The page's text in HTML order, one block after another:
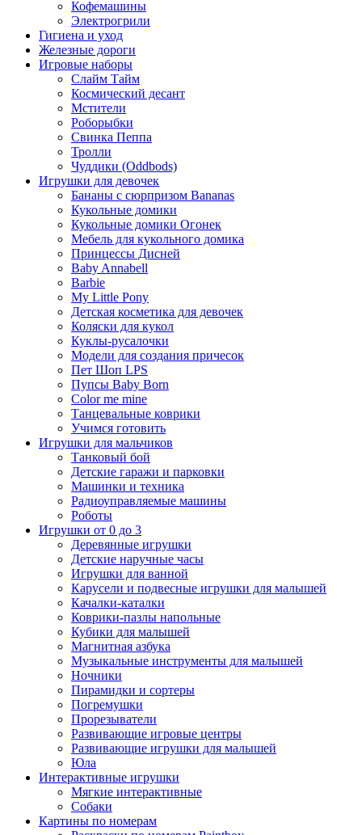
Кофемашины
Электрогрили
Гигиена и уход
Железные дороги
Игровые наборы
Слайм Тайм
Космический десант
Мстители
Роборыбки
Свинка Пеппа
Тролли
Чуддики (Oddbods)
Игрушки для девочек
Бананы с сюрпризом Bananas
Кукольные домики
Кукольные домики Огонек
Мебель для кукольного домика
Принцессы Дисней
Baby Annabell
Barbie
My Little Pony
Детская косметика для девочек
Коляски для кукол
Куклы-русалочки
Модели для создания причесок
Пет Шоп LPS
Пупсы Baby Born
Сolor me mine
Танцевальные коврики
Учимся готовить
Игрушки для мальчиков
Танковый бой
Детские гаражи и парковки
Машинки и техника
Радиоуправляемые машины
Роботы
Игрушки от 0 до 3
Деревянные игрушки
Детские наручные часы
Игрушки для ванной
Карусели и подвесные игрушки для малышей
Качалки-каталки
Коврики-пазлы напольные
Кубики для малышей
Магнитная азбука
Музыкальные инструменты для малышей
Ночники
Пирамидки и сортеры
Погремушки
Прорезыватели
Развивающие игровые центры
Развивающие игрушки для малышей
Юла
Интерактивные игрушки
Мягкие интерактивные
Собаки
Картины по номерам